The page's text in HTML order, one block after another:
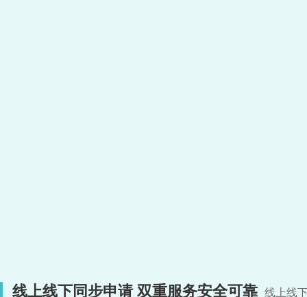
线上线下同步申请 双重服务安全可靠 线上线